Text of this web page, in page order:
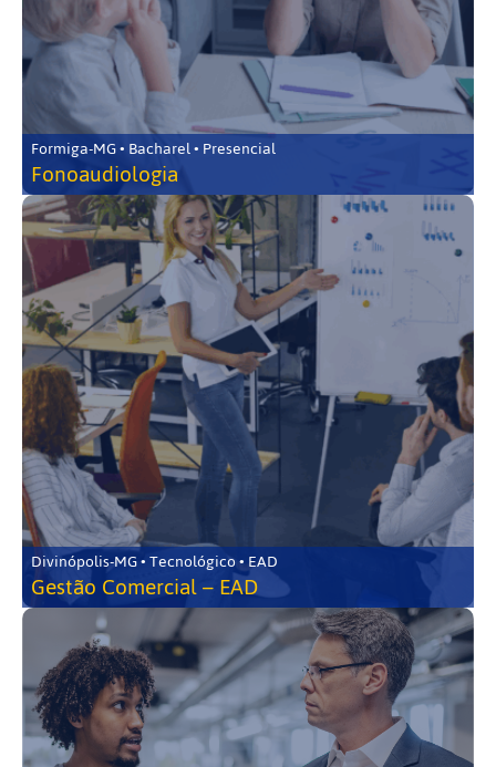
Formiga-MG • Bacharel • Presencial
Fonoaudiologia
Divinópolis-MG • Tecnológico • EAD
Gestão Comercial – EAD